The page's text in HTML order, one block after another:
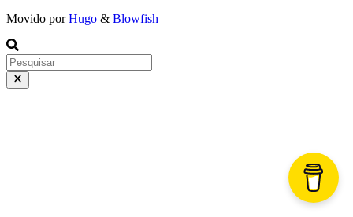
Movido porHugo & Blowfish